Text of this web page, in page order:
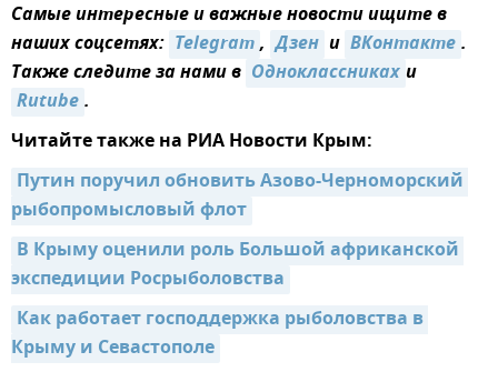
Самые интересные и важные новости ищите в
наших соцсетях: Telegram, Дзен и ВКонтакте.
Также следите за нами в Одноклассникахи
Rutube.
Читайте также на РИА Новости Крым:
Путин поручил обновить Азово-Черноморский
рыбопромысловый флот
В Крыму оценили роль Большой африканской
экспедиции Росрыболовства
Как работает господдержка рыболовства в
Крыму и Севастополе